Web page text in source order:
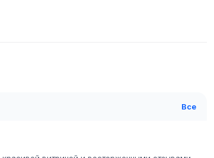
Все